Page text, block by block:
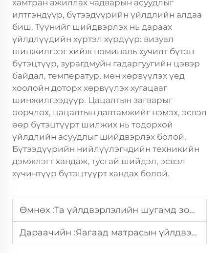
хамтран ажиллах чадварын асуудлыг
илтгэндүүр, бүтээдүүрийн үйлдлийн алдаа
биш. Түүнийг шийдвэрлэх нь дараах
үйлдлүүдийн хүртэл хүрдүүр: визуал
шинжилгээг хийж номиналь хучилт бүтэн
бүтэцтүүр, зурагдмуйн гадаргуугийн цэвэр
байдал, температур, мөн хөрвүүлэх үед
хоолойн доторх хөрвүүлэх хугацааг
шинжилгээдүүр. Цацалтын загварыг
өөрчлөх, цацалтын давтамжийг нэмэх, эсвэл
өөр бүтэцтүүрт шилжих нь тодорхой
үйлдлийн асуудлыг шийдвэрлэх болой.
Бүтээдүүрийн нийлүүлэгчдийн техникийн
дэмжлэгт хандаж, тусгай шийдэл, эсвэл
хүчинтүүр бүтэцтүүрт хандах болой.
Өмнөх :Та үйлдвэрлэлийн шугамд зориулсан уусгагч болон усны үндсэн PU чөлөөлөгч агентлагуудын аль нэгийг хэрхэн сонгох вэ?
Дараачийн :Яагаад матрасын үйлдвэрлэгчид эсэргүүцлийн буурцагтай зориулсан бодисыг гаргах бодист хөрөнгө оруулалт хийх ёстой вэ?